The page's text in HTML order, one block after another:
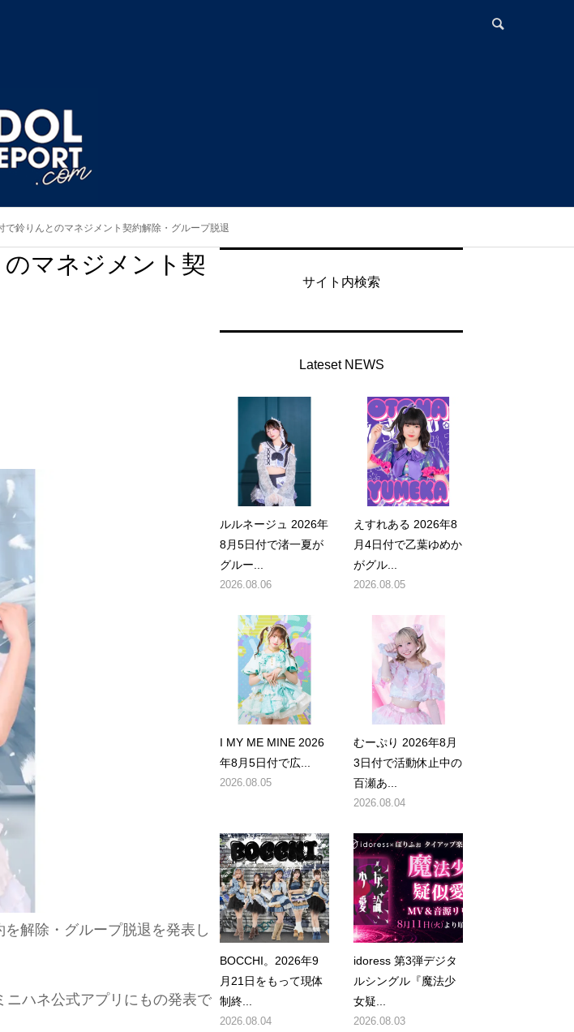
で鈴りんとのマネジメント契約解除・グループ脱退
マネジメント契
解除・グループ脱退を発表し
ニハネ公式アプリにもの発表で
サイト内検索
Lateset NEWS
ルルネージュ 2026年
8月5日付で渚一夏が
グルー...
2026.08.06
えすれある 2026年8
月4日付で乙葉ゆめか
がグル...
2026.08.05
I MY ME MINE 2026
年8月5日付で広...
2026.08.05
むーぷり 2026年8月
3日付で活動休止中の
百瀬あ...
2026.08.04
BOCCHI。2026年9
月21日をもって現体
制終...
2026.08.04
idoress 第3弾デジタ
ルシングル『魔法少
女疑...
2026.08.03